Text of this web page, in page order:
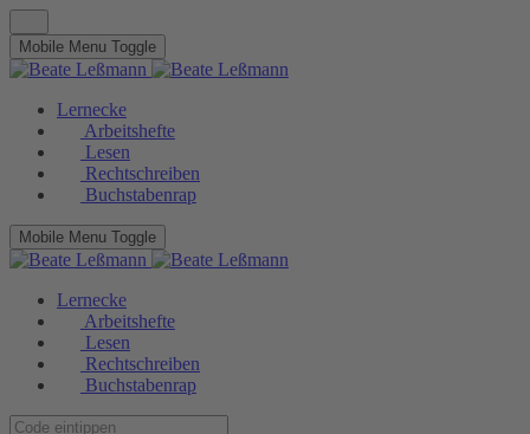
Mobile Menu Toggle
Lernecke
Arbeitshefte
Lesen
Rechtschreiben
Buchstabenrap
Mobile Menu Toggle
Lernecke
Arbeitshefte
Lesen
Rechtschreiben
Buchstabenrap